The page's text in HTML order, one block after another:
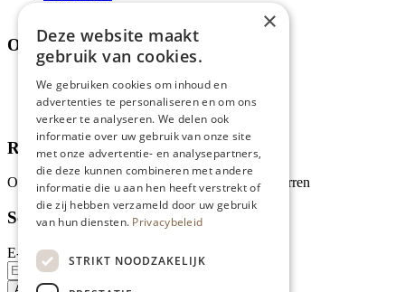
Over ons
Wie zijn wij?
Recepten
Tips
Recensies
Onze klanten waarderen ons met 4.9 van de 5 sterren
Schrijf je in voor onze nieuwsbrief
E-mailadres
×
Deze website maakt
gebruik van cookies.
We gebruiken cookies om inhoud en
advertenties te personaliseren en om ons
verkeer te analyseren. We delen ook
informatie over uw gebruik van onze site
met onze advertentie- en analysepartners,
die deze kunnen combineren met andere
informatie die u aan hen heeft verstrekt of
die zij hebben verzameld door uw gebruik
van hun diensten. Privacybeleid
STRIKT NOODZAKELIJK